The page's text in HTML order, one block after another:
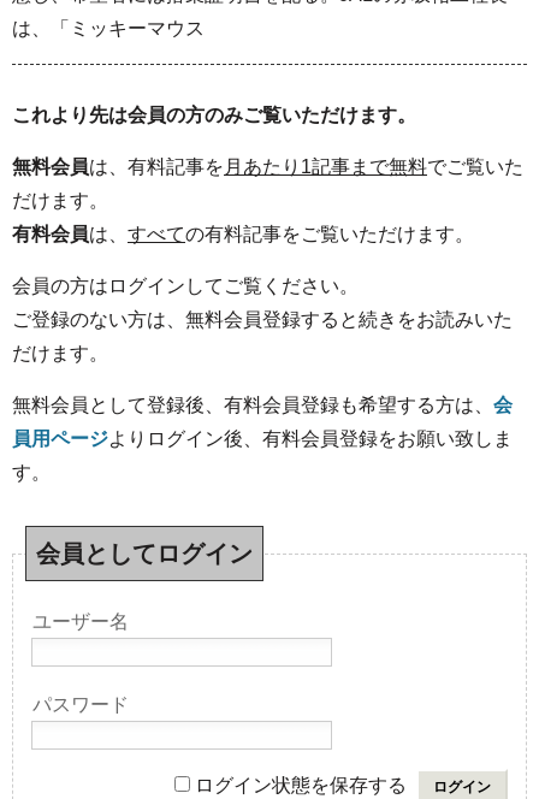
は、「ミッキーマウス
これより先は会員の方のみご覧いただけます。
無料会員は、有料記事を 月あたり1記事まで無料でご覧いた
だけます。
有料会員は、 すべての有料記事をご覧いただけます。
会員の方はログインしてご覧ください。
ご登録のない方は、無料会員登録すると続きをお読みいた
だけます。
無料会員として登録後、有料会員登録も希望する方は、 会
員用ページよりログイン後、有料会員登録をお願い致しま
す。
会員としてログイン
ユーザー名
パスワード
ログイン状態を保存する